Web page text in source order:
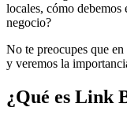
locales, cómo debemos
negocio?
No te preocupes que
y veremos la
¿Qué es Link